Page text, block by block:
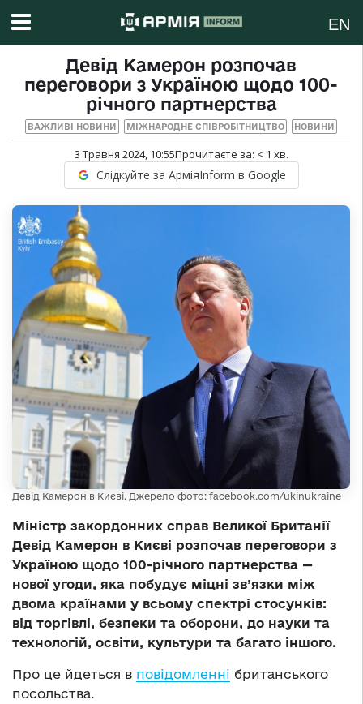
EN
Девід Камерон розпочав
переговори з Україною щодо 100-
річного партнерства
ВАЖЛИВІ НОВИНИ МІЖНАРОДНЕ СПІВРОБІТНИЦТВО НОВИНИ
3 Травня 2024, 10:55Прочитаєте за: < 1 хв.
Слідкуйте за АрміяInform в Google
Девід Камерон в Києві. Джерело фото: facebook.com/ukinukraine
Міністр закордонних справ Великої Британії
Девід Камерон в Києві розпочав переговори з
Україною щодо 100-річного партнерства —
нової угоди, яка побудує міцні зв’язки між
двома країнами у всьому спектрі стосунків:
від торгівлі, безпеки та оборони, до науки та
технологій, освіти, культури та багато іншого.
Про це йдеться в повідомленні британського
посольства.